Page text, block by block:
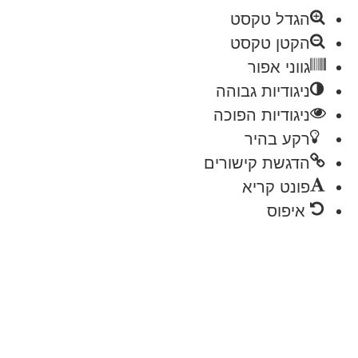
הגדל טקסט
הקטן טקסט
גווני אפור
ניגודיות גבוהה
ניגודיות הפוכה
רקע בהיר
הדגשת קישורים
פונט קריא
איפוס